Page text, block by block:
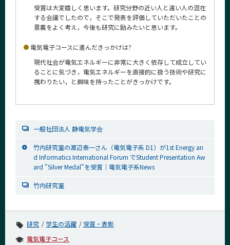
受賞は大変嬉しく思います。研究分野の近い人と遠い人の混在
する会議でしたので，そこで発表を評価していただいたことの
意義をよく考え，今後も研究に励みたいと思います。
電気電子コースに進んだきっかけは?
現代社会が電気エネルギーに非常に大きく依存して成立してい
ることに気づき，電気エネルギーを直接的に扱う技術や研究に
携わりたい，と興味を持ったことがきっかけです。
一般社団法人 静電気学会
竹内研究室の渡辺泰一さん（電気電子系 D1）が1st Energy an
d Informatics International Forum でStudent Presentation Aw
ard "Silver Medal"を受賞｜電気電子系News
竹内研究室
研究 学生の活躍
受賞・表彰
電気電子コース